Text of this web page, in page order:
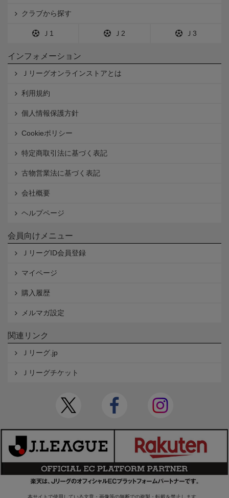
クラブから探す
Ｊ1 Ｊ2 Ｊ3
インフォメーション
Ｊリーグオンラインストアとは
利用規約
個人情報保護方針
Cookieポリシー
特定商取引法に基づく表記
古物営業法に基づく表記
会社概要
ヘルプページ
会員向けメニュー
ＪリーグID会員登録
マイページ
購入履歴
メルマガ設定
関連リンク
Ｊリーグ.jp
Ｊリーグチケット
本サイトで使用している文章・画像等の無断での複製・転載を禁止します。